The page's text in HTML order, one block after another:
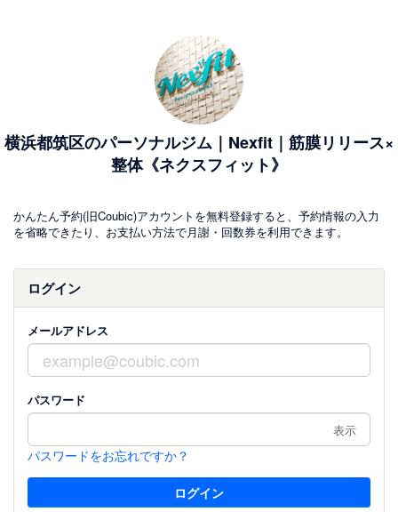
横浜都筑区のパーソナルジム｜Nexfit｜筋膜リリース×
整体《ネクスフィット》
かんたん予約(旧Coubic)アカウントを無料登録すると、予約情報の入力
を省略できたり、お支払い方法で月謝・回数券を利用できます。
ログイン
メールアドレス
パスワード
表示
パスワードをお忘れですか？